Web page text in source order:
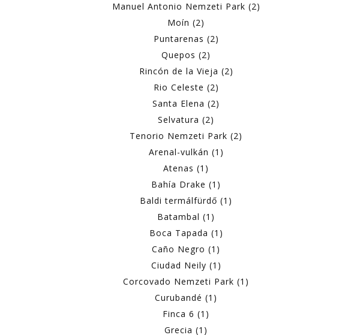
Manuel Antonio Nemzeti Park (2)
Moín (2)
Puntarenas (2)
Quepos (2)
Rincón de la Vieja (2)
Rio Celeste (2)
Santa Elena (2)
Selvatura (2)
Tenorio Nemzeti Park (2)
Arenal-vulkán (1)
Atenas (1)
Bahía Drake (1)
Baldi termálfürdő (1)
Batambal (1)
Boca Tapada (1)
Caño Negro (1)
Ciudad Neily (1)
Corcovado Nemzeti Park (1)
Curubandé (1)
Finca 6 (1)
Grecia (1)